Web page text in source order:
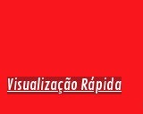
Visualização Rápida